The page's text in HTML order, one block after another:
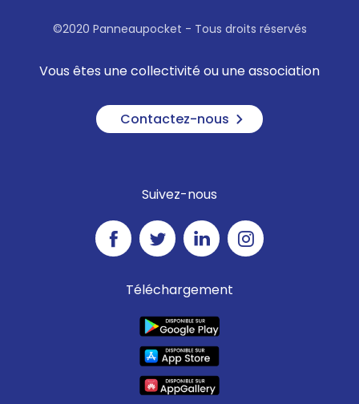
©2020 Panneaupocket - Tous droits réservés
Vous êtes une collectivité ou une association
Contactez-nous
Suivez-nous
Téléchargement